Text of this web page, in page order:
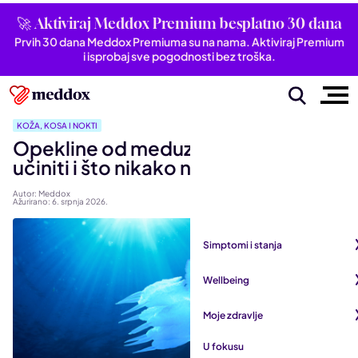
🚀 Aktiviraj Meddox Premium besplatno 30 dana
Prvih 30 dana Meddox Premiuma su na nama. Aktiviraj Premium
i isprobaj sve pogodnosti bez troška.
Simptomi i stanja
Bubrezi i mokraćni sustav
Dišni sustav
Wellbeing
Moje zdravlje
Pogledaj sve iz kategorije
U fokusu
KOŽA, KOSA I NOKTI
Opekline od meduza i žarnjaka: Što
učiniti i što nikako ne raditi
Autor: Meddox
Ažurirano: 6. srpnja 2026.